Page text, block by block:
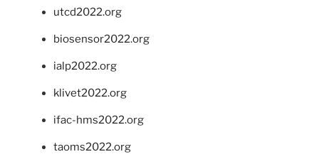
utcd2022.org
biosensor2022.org
ialp2022.org
klivet2022.org
ifac-hms2022.org
taoms2022.org